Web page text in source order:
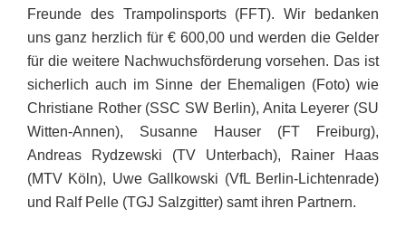
Freunde des Trampolinsports (FFT). Wir bedanken
uns ganz herzlich für € 600,00 und werden die Gelder
für die weitere Nachwuchsförderung vorsehen. Das ist
sicherlich auch im Sinne der Ehemaligen (Foto) wie
Christiane Rother (SSC SW Berlin), Anita Leyerer (SU
Witten-Annen), Susanne Hauser (FT Freiburg),
Andreas Rydzewski (TV Unterbach), Rainer Haas
(MTV Köln), Uwe Gallkowski (VfL Berlin-Lichtenrade)
und Ralf Pelle (TGJ Salzgitter) samt ihren Partnern.